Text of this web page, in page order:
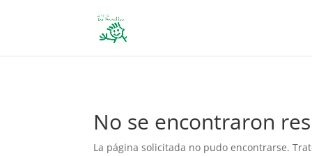
No se encontraron
La página solicitada no pudo encontrarse.